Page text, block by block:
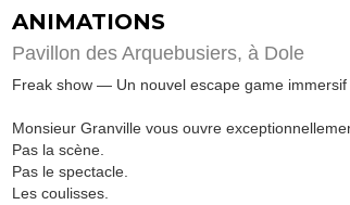
ANIMATIONS
Pavillon des Arquebusiers, à Dole
Freak show — Un nouvel escape game immersif
Monsieur Granville vous ouvre
Pas la scène.
Pas le spectacle.
Les coulisses.